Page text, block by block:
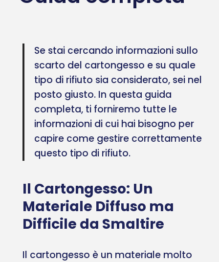
Se stai cercando informazioni sullo
scarto del cartongesso e su quale
tipo di rifiuto sia considerato, sei nel
posto giusto. In questa guida
completa, ti forniremo tutte le
informazioni di cui hai bisogno per
capire come gestire correttamente
questo tipo di rifiuto.
Il Cartongesso: Un
Materiale Diffuso ma
Difficile da Smaltire
Il cartongesso è un materiale molto